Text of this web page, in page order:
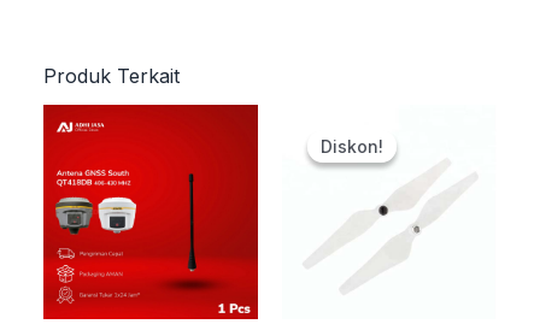
Produk Terkait
Diskon!
Diskon!
aslinya
adalah:
Rp200.000.